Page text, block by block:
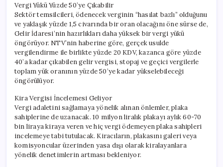
Vergi Yükü Yüzde 50’ye Çıkabilir
Sektör temsilcileri, ödenecek verginin “hasılat bazlı” olduğunu
ve yaklaşık yüzde 1,5 civarında bir oran olacağını öne sürse de,
Gelir İdaresi’nin hazırlıkları daha yüksek bir vergi yükü
öngörüyor. NTV’nin haberine göre, gerçek usulde
vergilendirme ile birlikte yüzde 20 KDV, kazanca göre yüzde
40’a kadar çıkabilen gelir vergisi, stopaj ve geçici vergilerle
toplam yük oranının yüzde 50’ye kadar yükselebileceği
öngörülüyor.
Kira Vergisi İncelemesi Geliyor
Vergi adaletini sağlamaya yönelik alınan önlemler, plaka
sahiplerine de uzanacak. 10 milyon liralık plakayı aylık 60-70
bin liraya kiraya veren ve hiç vergi ödemeyen plaka sahipleri
incelemeye tabi tutulacak. Kiracıların, plakasını galeri veya
komisyoncular üzerinden yasa dışı olarak kiralayanlara
yönelik denetimlerin artması bekleniyor.